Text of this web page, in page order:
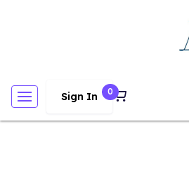
0
Sign In